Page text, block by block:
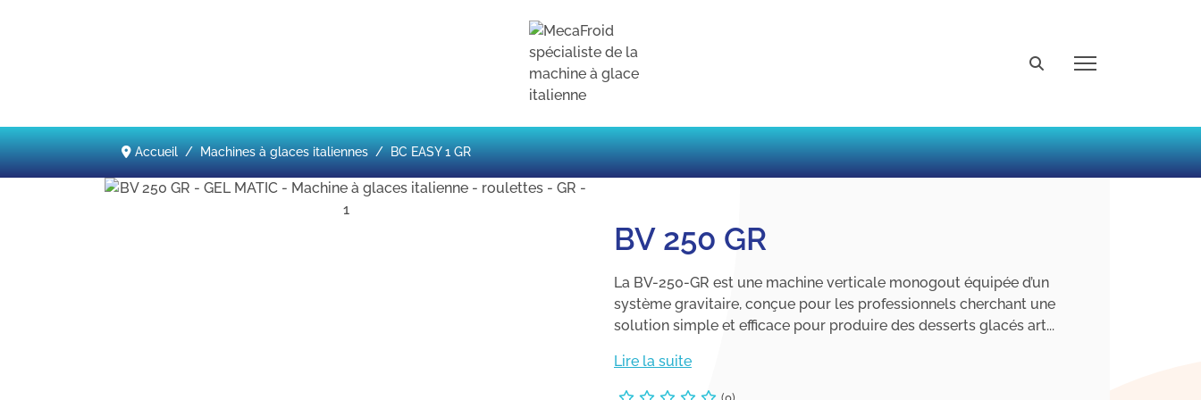
Accueil Machines à glaces italiennes BC EASY 1 GR
BV 250 GR
La BV-250-GR est une machine verticale monogout équipée d’un
système gravitaire, conçue pour les professionnels cherchant une
solution simple et efficace pour produire des desserts glacés art...
Lire la suite
(0)